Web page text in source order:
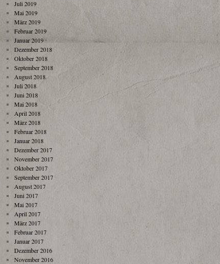
Juli 2019
Mai 2019
März 2019
Februar 2019
Januar 2019
Dezember 2018
Oktober 2018
September 2018
August 2018
Juli 2018
Juni 2018
Mai 2018
April 2018
März 2018
Februar 2018
Januar 2018
Dezember 2017
November 2017
Oktober 2017
September 2017
August 2017
Juni 2017
Mai 2017
April 2017
März 2017
Februar 2017
Januar 2017
Dezember 2016
November 2016